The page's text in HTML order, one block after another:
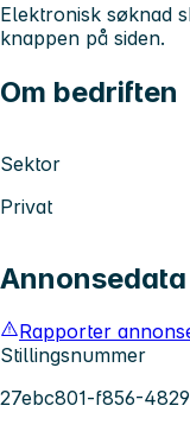
Elektronisk søknad
knappen på siden.
Om bedriften
Sektor
Privat
Annonsedata
Rapporter
Stillingsnummer
27ebc801-f856-